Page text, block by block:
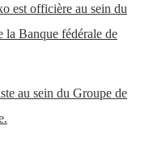
est officière au sein du
la Banque fédérale de
au sein du Groupe de